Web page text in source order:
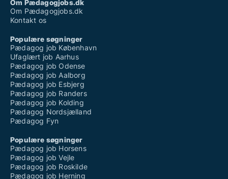
Om Pædagogjobs.dk
Om Pædagogjobs.dk
Kontakt os
Populære søgninger
Pædagog job København
Ufaglært job Aarhus
Pædagog job Odense
Pædagog job Aalborg
Pædagog job Esbjerg
Pædagog job Randers
Pædagog job Kolding
Pædagog Nordsjælland
Pædagog Fyn
Populære søgninger
Pædagog job Horsens
Pædagog job Vejle
Pædagog job Roskilde
Pædagog job Herning